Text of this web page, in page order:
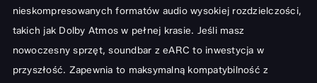
nieskompresowanych formatów audio wysokiej rozdzielczości,
takich jak Dolby Atmos w pełnej krasie. Jeśli masz
nowoczesny sprzęt, soundbar z eARC to inwestycja w
przyszłość. Zapewnia to maksymalną kompatybilność z